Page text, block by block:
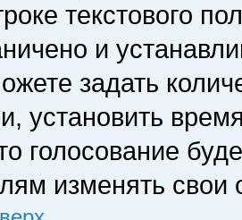
текстового
и
задать
установить
голосование
изменять свои